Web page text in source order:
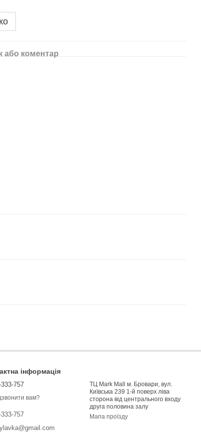
або коментар
інформація
757
вам?
757
ТЦ Mark Mall м. Бровари, вул.
Київська 239 1-й поверх ліва
сторона від центрального входу
друга половина залу
Мапа проїзду